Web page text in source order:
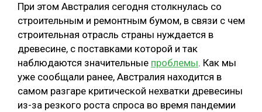
КОМПЛЕКСНАЯ ПЕРЕРАБОТКА
ЛЕСОПИЛЕНИЕ
ДЕРЕВЯННОЕ ДОМОСТРОЕНИЕ
БЕЗОПАСНОЕ ПРОИЗВОДСТВО
СОРТИРОВКА ДРЕВЕСИНЫ
При этом Австралия сегодня столкнулась со
строительным и ремонтным бумом, в связи с чем
строительная отрасль страны нуждается в
древесине, с поставками которой и так
наблюдаются значительные проблемы. Как мы
уже сообщали ранее, Австралия находится в
самом разгаре критической нехватки древесины
из-за резкого роста спроса во время пандемии